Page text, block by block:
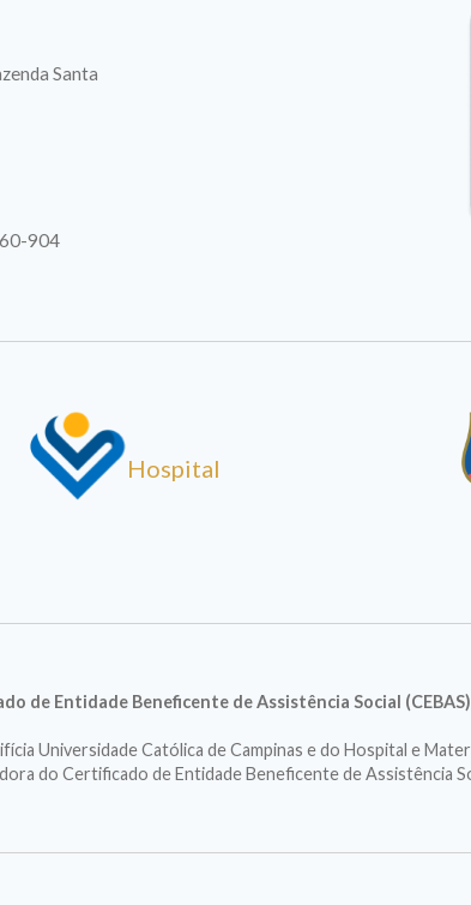
Santa
904
Hospital
de Entidade Beneficente de Assistência Social (CEBAS)
Universidade Católica de Campinas e do Hospital e
do Certificado de Entidade Beneficente de Assistência